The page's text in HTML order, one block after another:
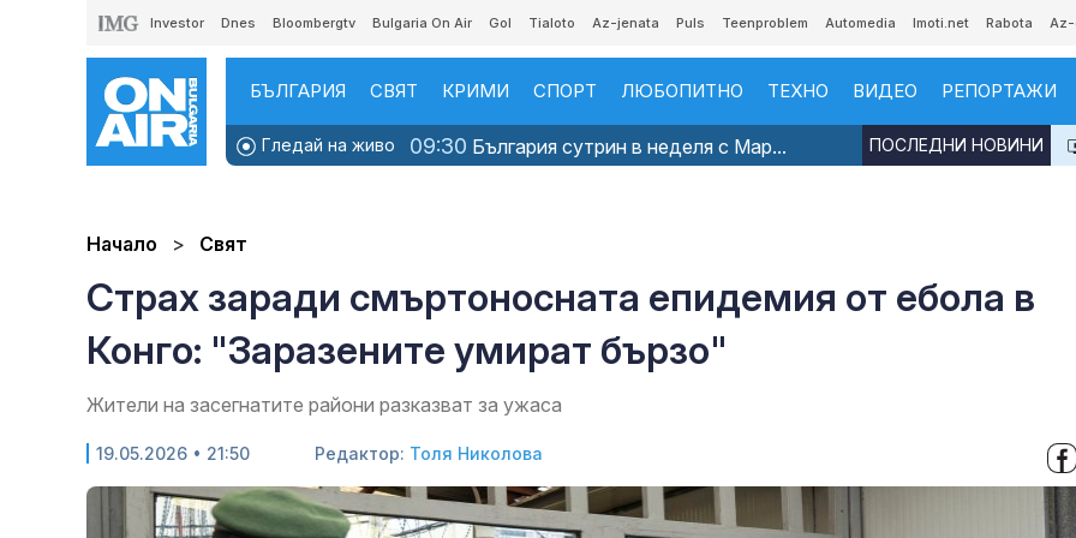
Investor Dnes Bloombergtv Bulgaria On Air Gol Tialoto Az-jenata Puls Teenproblem Automedia Imoti.net Rabota
БЪЛГАРИЯ СВЯТ КРИМИ СПОРТ ЛЮБОПИТНО ТЕХНО ВИДЕО РЕПОРТАЖИ
Гледай на живо 09:30 България сутрин в неделя с Мар... ПОСЛЕДНИ НОВИНИ
Начало Свят
Страх заради смъртоносната епидемия от ебола в
Конго: "Заразените умират бързо"
Жители на засегнатите райони разказват за ужаса
19.05.2026 • 21:50 Редактор: Толя Николова